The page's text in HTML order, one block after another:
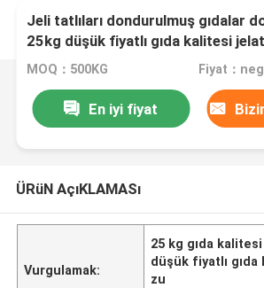
Jeli tatlıları dondurulmuş gıdalar
25kg düşük fiyatlı gıda kalitesi
MOQ：500KG Fiyat：
En iyi fiyat
ÜRüN AçıKLAMASı
Vurgulamak:
25 kg gıda
düşük fiyatlı
zu